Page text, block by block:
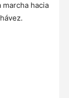
hacia